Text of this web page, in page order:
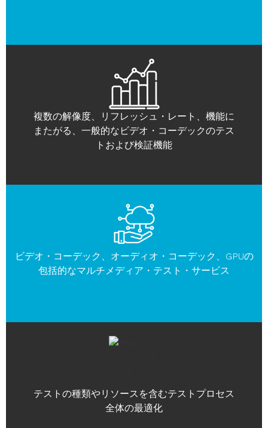
テストの種類やリソースを含むテストプロセス
全体の最適化
ビデオ・コーデック、オーディオ・コーデック、GPUの
包括的なマルチメディア・テスト・サービス
複数の解像度、リフレッシュ・レート、機能に
またがる、一般的なビデオ・コーデックのテス
トおよび検証機能